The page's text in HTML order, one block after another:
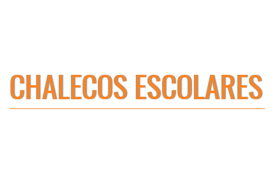
CHALECOS ESCOLARES